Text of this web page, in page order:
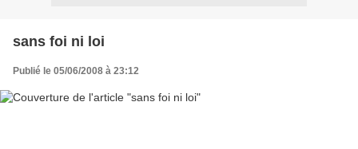
sans foi ni loi
Publié le 05/06/2008 à 23:12